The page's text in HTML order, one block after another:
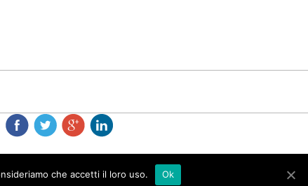
che accetti il loro uso. Ok